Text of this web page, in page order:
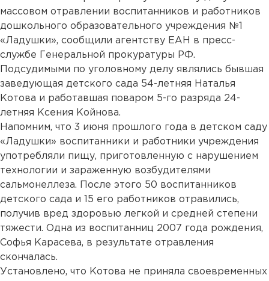
массовом отравлении воспитанников и работников
дошкольного образовательного учреждения №1
«Ладушки», сообщили агентству ЕАН в пресс-
службе Генеральной прокуратуры РФ.
Подсудимыми по уголовному делу являлись бывшая
заведующая детского сада 54-летняя Наталья
Котова и работавшая поваром 5-го разряда 24-
летняя Ксения Койнова.
Напомним, что 3 июня прошлого года в детском саду
«Ладушки» воспитанники и работники учреждения
употребляли пищу, приготовленную с нарушением
технологии и зараженную возбудителями
сальмонеллеза. После этого 50 воспитанников
детского сада и 15 его работников отравились,
получив вред здоровью легкой и средней степени
тяжести. Одна из воспитанниц 2007 года рождения,
Софья Карасева, в результате отравления
скончалась.
Установлено, что Котова не приняла своевременных